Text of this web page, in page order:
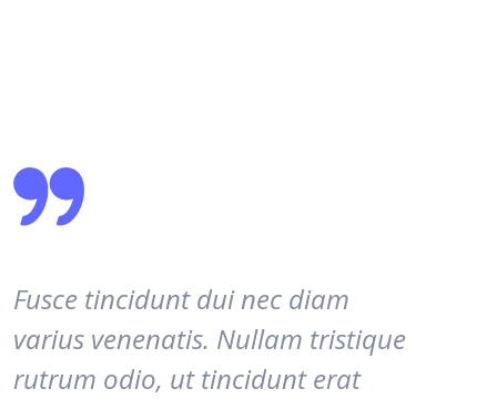
Fusce tincidunt dui nec diam
varius venenatis. Nullam tristique
rutrum odio, ut tincidunt erat